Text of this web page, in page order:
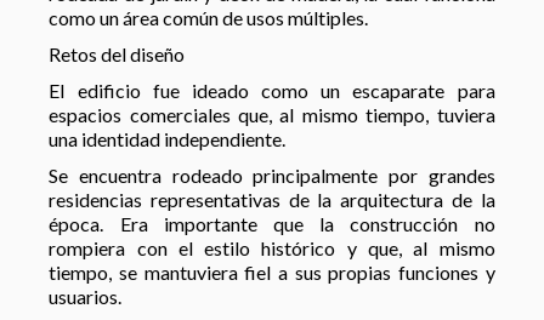
como un área común de usos múltiples.
Retos del diseño
El edificio fue ideado como un escaparate para
espacios comerciales que, al mismo tiempo, tuviera
una identidad independiente.
Se encuentra rodeado principalmente por grandes
residencias representativas de la arquitectura de la
época. Era importante que la construcción no
rompiera con el estilo histórico y que, al mismo
tiempo, se mantuviera fiel a sus propias funciones y
usuarios.